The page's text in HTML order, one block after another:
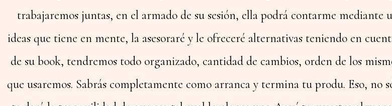
trabajaremos juntas, en el armado de su sesión, ella podrá contarme mediante
ideas que tiene en mente, la asesoraré y le ofreceré alternativas teniendo en
de su book, tendremos todo organizado, cantidad de cambios, orden de los
que usaremos. Sabrás completamente como arranca y termina tu produ. Eso, no